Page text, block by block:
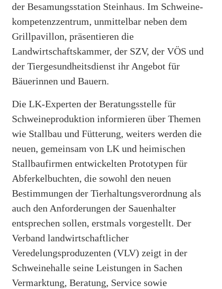
der Besamungsstation Steinhaus. Im Schweine-
kompetenzzentrum, unmittelbar neben dem
Grillpavillon, präsentieren die
Landwirtschaftskammer, der SZV, der VÖS und
der Tiergesundheitsdienst ihr Angebot für
Bäuerinnen und Bauern.
Die LK-Experten der Beratungsstelle für
Schweineproduktion informieren über Themen
wie Stallbau und Fütterung, weiters werden die
neuen, gemeinsam von LK und heimischen
Stallbaufirmen entwickelten Prototypen für
Abferkelbuchten, die sowohl den neuen
Bestimmungen der Tierhaltungsverordnung als
auch den Anforderungen der Sauenhalter
entsprechen sollen, erstmals vorgestellt. Der
Verband landwirtschaftlicher
Veredelungsproduzenten (VLV) zeigt in der
Schweinehalle seine Leistungen in Sachen
Vermarktung, Beratung, Service sowie